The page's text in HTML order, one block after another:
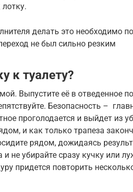
делать это необходимо
не был сильно резким
к туалету?
Выпустите её в отведенное
Безопасность –
проголодается и выйдет из
и как только трапеза
рядом, дожидаясь
не убирайте сразу кучку или
придется повторить